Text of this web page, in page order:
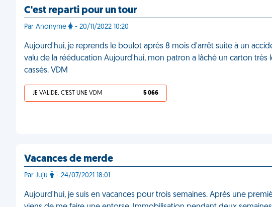
C'est reparti pour un tour
Par Anonyme - 20/11/2022 10:20
Aujourd'hui, je reprends le boulot après 8 mois d'arrêt suite à un
valu de la rééducation Aujourd'hui, mon patron a lâché un carton très
cassés. VDM
JE VALIDE, C'EST UNE VDM 5 066
Vacances de merde
Par Juju - 24/07/2021 18:01
Aujourd'hui, je suis en vacances pour trois semaines. Après une